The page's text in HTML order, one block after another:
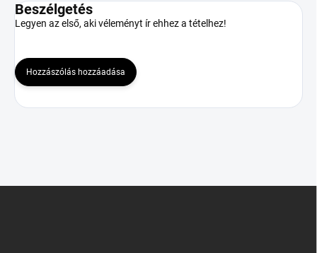
Beszélgetés
Legyen az első, aki véleményt ír ehhez a tételhez!
Hozzászólás hozzáadása